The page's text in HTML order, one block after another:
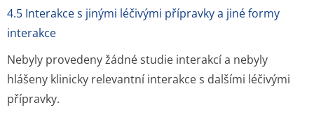
4.5 Interakce s jinými léčivými přípravky a jiné formy
interakce
Nebyly provedeny žádné studie interakcí a nebyly
hlášeny klinicky relevantní interakce s dalšími léčivými
přípravky.